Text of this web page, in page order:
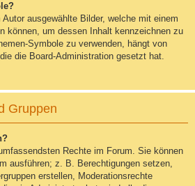
ausgewählte Bilder, welche mit einem
können, um dessen Inhalt kennzeichnen zu
Symbole zu verwenden, hängt von
die Board-Administration gesetzt hat.
Gruppen
Rechte im Forum. Sie können
ausführen; z. B. Berechtigungen setzen,
erstellen, Moderationsrechte